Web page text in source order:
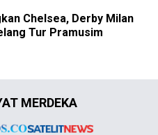
Chelsea, Derby Milan
Tur Pramusim
MERDEKA